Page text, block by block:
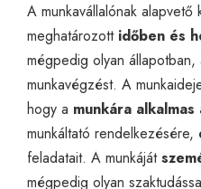
A munkavállalónak
meghatározott időben és
mégpedig olyan
munkavégzést. A
hogy a munkára
munkáltató
feladatait. A munkáját
mégpedig olyan